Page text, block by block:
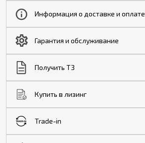
Информация о доставке и оплате
Гарантия и обслуживание
Получить ТЗ
Купить в лизинг
Trade-in